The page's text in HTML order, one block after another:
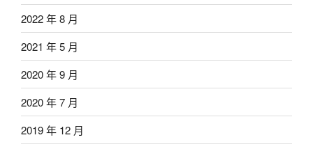
2022 年 8 月
2021 年 5 月
2020 年 9 月
2020 年 7 月
2019 年 12 月